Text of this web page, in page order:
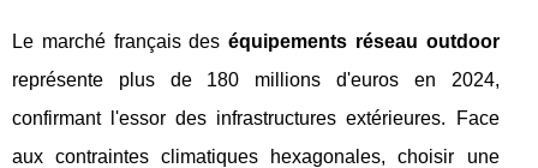
Le marché français deséquipements réseau outdoor
représente plus de 180 millions d'euros en 2024,
confirmant l'essor des infrastructures extérieures. Face
aux contraintes climatiques hexagonales, choisir une